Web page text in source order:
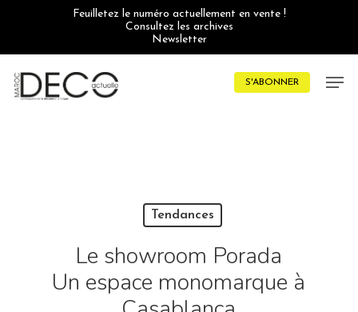
Feuilletez le numéro actuellement en vente !
Consultez les archives
Newsletter
S'ABONNER
Tendances
Le showroom Porada
Un espace monomarque à